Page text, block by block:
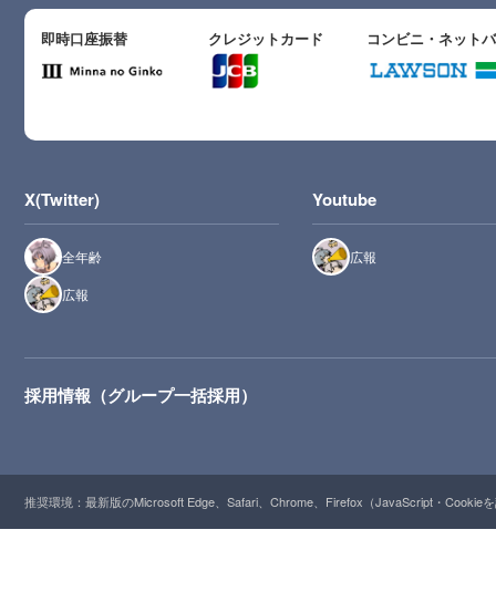
即時口座振替 クレジットカード コンビニ・ネット
X(Twitter)
全年齢
広報
Youtube
広報
採用情報（グループ一括採用）
推奨環境：最新版のMicrosoft Edge、Safari、Chrome、Firefox（JavaScript・Cookie